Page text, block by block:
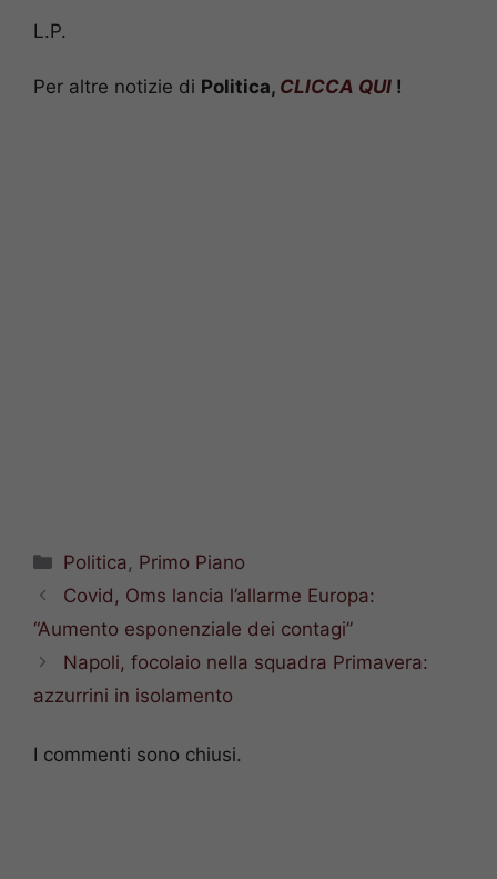
L.P.
Per altre notizie di Politica, CLICCA QUI !
Categorie
Politica, Primo Piano
Covid, Oms lancia l’allarme Europa:
“Aumento esponenziale dei contagi”
Napoli, focolaio nella squadra Primavera:
azzurrini in isolamento
I commenti sono chiusi.